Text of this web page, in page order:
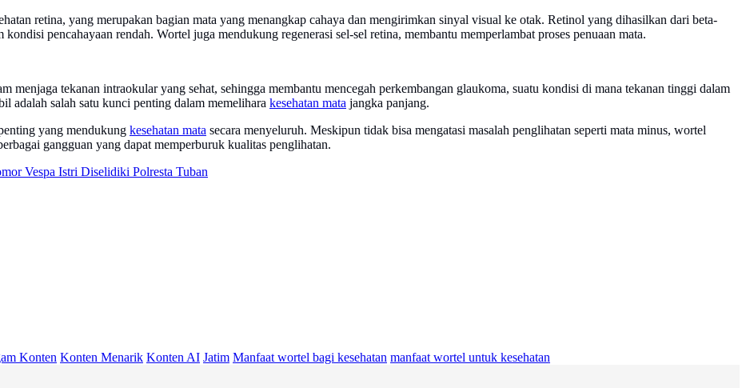
retina, yang merupakan bagian mata yang menangkap cahaya dan mengirimkan sinyal visual ke otak. Retinol yang dihasilkan dari beta-
pencahayaan rendah. Wortel juga mendukung regenerasi sel-sel retina, membantu memperlambat proses penuaan mata.
menjaga tekanan intraokular yang sehat, sehingga membantu mencegah perkembangan glaukoma, suatu kondisi di mana tekanan tinggi dalam
adalah salah satu kunci penting dalam memelihara kesehatan mata jangka panjang.
yang mendukung kesehatan mata secara menyeluruh. Meskipun tidak bisa mengatasi masalah penglihatan seperti mata minus, wortel
gangguan yang dapat memperburuk kualitas penglihatan.
Vespa Istri Diselidiki Polresta Tuban
Konten Konten Menarik Konten AI Jatim Manfaat wortel bagi kesehatan manfaat wortel untuk kesehatan